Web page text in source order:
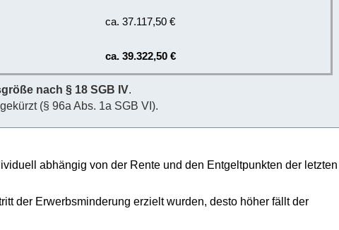
ca. 37.117,50 €
ca. 39.322,50 €
nach § 18 SGB IV.
(§ 96a Abs. 1a SGB VI).
abhängig von der Rente und den Entgeltpunkten der letzten
der Erwerbsminderung erzielt wurden, desto höher fällt der